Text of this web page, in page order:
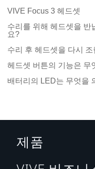
VIVE Focus 3 헤드셋
수리를 위해 헤드셋을 반
요?
수리 후 헤드셋을 다시
헤드셋 버튼의 기능은 무
배터리의 LED는 무엇을
제품